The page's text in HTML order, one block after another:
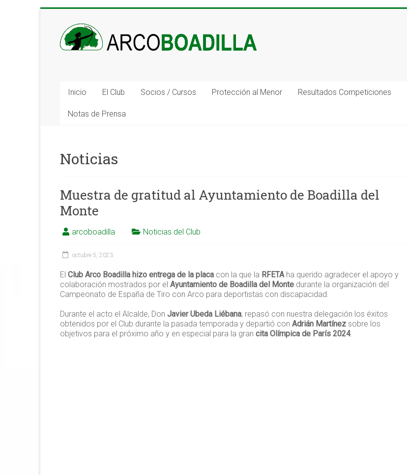
Inicio El Club Socios / Cursos Protección al Menor Resultados Competiciones
Notas de Prensa
Noticias
Muestra de gratitud al Ayuntamiento de Boadilla del
Monte
arcoboadilla Noticias del Club
octubre 5, 2023
El Club Arco Boadilla hizo entrega de la placa con la que la RFETAha querido agradecer el apoyo y
colaboración mostrados por el Ayuntamiento de Boadilla del Monte durante la organización del
Campeonato de España de Tiro con Arco para deportistas con discapacidad.
Durante el acto el Alcalde, Don Javier Ubeda Liébana, repasó con nuestra delegación los éxitos
obtenidos por el Club durante la pasada temporada y departió con Adrián Martínez sobre los
objetivos para el próximo año y en especial para la gran cita Olímpica de París 2024.